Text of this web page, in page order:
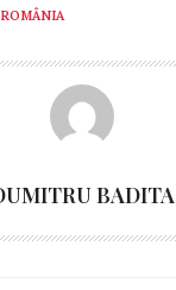
ROMÂNIA
BADITA